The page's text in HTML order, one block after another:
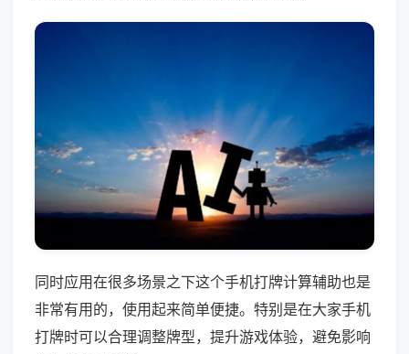
同时应用在很多场景之下这个手机打牌计算辅助也是
非常有用的，使用起来简单便捷。特别是在大家手机
打牌时可以合理调整牌型，提升游戏体验，避免影响